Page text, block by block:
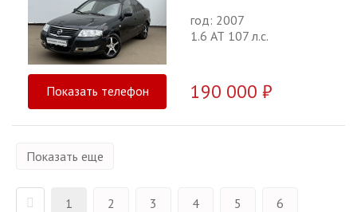
год: 2007
1.6 АТ 107 л.с.
Показать телефон 190 000 ₽
Показать еще
1 2 3 4 5
6